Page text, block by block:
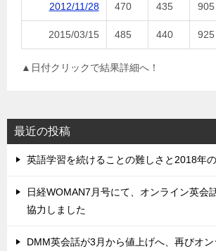
2012/11/28 470 435 905
2015/03/15 485 440 925
▲日付クリックで結果詳細へ！
最近の投稿
英語学習を続けることの難しさと2018年
日経WOMAN7月号にて、オンライン英会
協力しました
DMM英会話が3月から値上げへ、再びオ